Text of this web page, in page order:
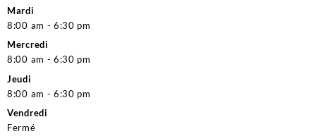
Mardi
8:00 am - 6:30 pm
Mercredi
8:00 am - 6:30 pm
Jeudi
8:00 am - 6:30 pm
Vendredi
Fermé